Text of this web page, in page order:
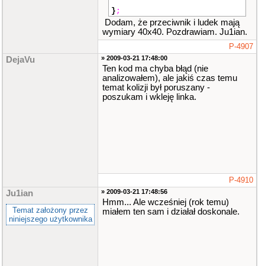
} ;
Dodam, że przeciwnik i ludek mają
wymiary 40x40. Pozdrawiam. Ju1ian.
P-4907
DejaVu » 2009-03-21 17:48:00
Ten kod ma chyba błąd (nie
analizowałem), ale jakiś czas temu
temat kolizji był poruszany -
poszukam i wkleję linka.
P-4910
Ju1ian
Temat założony przez
niniejszego użytkownika
» 2009-03-21 17:48:56
Hmm... Ale wcześniej (rok temu)
miałem ten sam i działał doskonale.